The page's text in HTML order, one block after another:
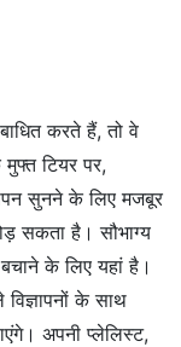
करते हैं, तो वे
टियर पर,
सुनने के लिए मजबूर
सकता है। सौभाग्य
के लिए यहां है।
के साथ
अपनी प्लेलिस्ट,